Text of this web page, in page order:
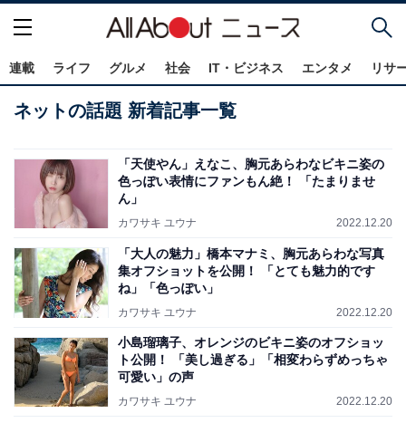
連載 ライフ グルメ 社会 IT・ビジネス エンタメ リサ
ネットの話題 新着記事一覧
「天使やん」えなこ、胸元あらわなビキニ姿の
色っぽい表情にファンもん絶！ 「たまりませ
ん」
カワサキ ユウナ 2022.12.20
「大人の魅力」橋本マナミ、胸元あらわな写真
集オフショットを公開！ 「とても魅力的です
ね」「色っぽい」
カワサキ ユウナ 2022.12.20
小島瑠璃子、オレンジのビキニ姿のオフショッ
ト公開！ 「美し過ぎる」「相変わらずめっちゃ
可愛い」の声
カワサキ ユウナ 2022.12.20